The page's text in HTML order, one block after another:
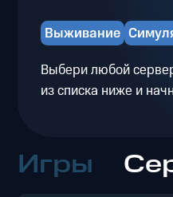
Выживание
Выбери любой
из списка ниже и
Игры